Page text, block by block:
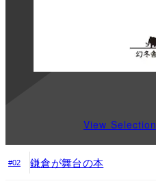
View Selection
#02 鎌倉が舞台の本